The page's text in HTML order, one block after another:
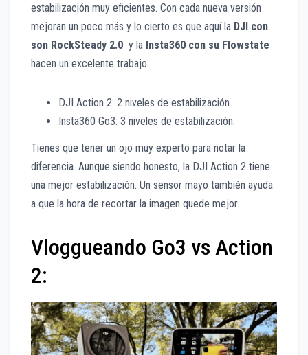
estabilización muy eficientes. Con cada nueva versión
mejoran un poco más y lo cierto es que aquí la DJI con
son RockSteady 2.0 y la Insta360 con su Flowstate
hacen un excelente trabajo.
DJI Action 2: 2 niveles de estabilización
Insta360 Go3: 3 niveles de estabilización.
Tienes que tener un ojo muy experto para notar la
diferencia. Aunque siendo honesto, la DJI Action 2 tiene
una mejor estabilización. Un sensor mayo también ayuda
a que la hora de recortar la imagen quede mejor.
Vloggueando Go3 vs Action
2: